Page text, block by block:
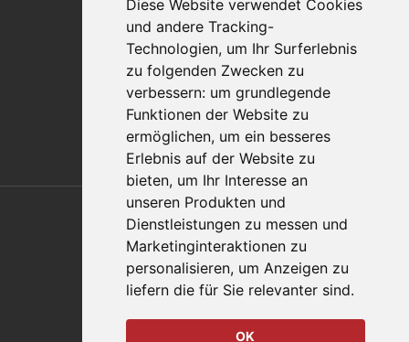
Diese Website verwendet Cookies
und andere Tracking-
Technologien, um Ihr Surferlebnis
zu folgenden Zwecken zu
verbessern: um grundlegende
Funktionen der Website zu
ermöglichen, um ein besseres
Erlebnis auf der Website zu
bieten, um Ihr Interesse an
unseren Produkten und
Dienstleistungen zu messen und
Marketinginteraktionen zu
personalisieren, um Anzeigen zu
liefern die für Sie relevanter sind.
OK
Kontakt
Vertriebspartnerfinder
Häufig gestellte Fragen
Datenschutz-Bestimmungen
Nutzungsbedingungen
Richtlinien/AGBs
Also of Interest
Automation Solutions
Applications